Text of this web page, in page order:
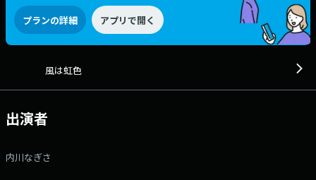
プランの詳細 アプリで開く
風は虹色
出演者
内川なぎさ